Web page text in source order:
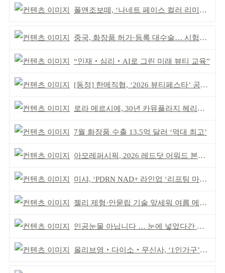
폴앤조보떼, ‘나네트 페이스 컬러 리미티드’ 출시
중국, 화장품 허가·등록 대수술… 시험자료 공용 허용
“인재‧심리‧AI로 그린 미래 뷰티 교육”
[동정] 한메직협, ‘2026 뷰티페스타’ 공동 주최
로라 메르시에, 30년 카뮤플라지 헤리티지 담아
7월 화장품 수출 13.5억 달러 ‘역대 최고’
아모레퍼시픽, 2026 레드닷 어워드 본상 2개 수상
미샤, ‘PDRN NAD+ 라인업 ‘리프팅 마스크’ 출시
젤리 제형·안묻립 기술 앞세워 여름 메이크업 시장 공략
인공눈물 아닙니다 … 눈에 넣었다간 각막 손상
올리브영‧다이소‧무신사, ‘1인가구’가 이끈다